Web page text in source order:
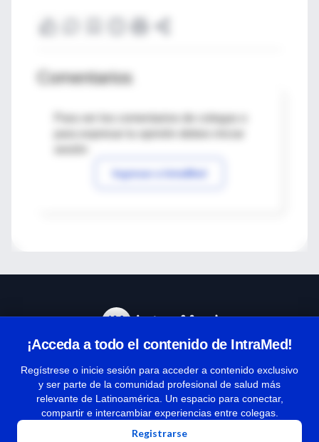
Comentarios
Para ver los comentarios de colegas o
Ingresar a IntraMed
¡Acceda a todo el contenido de IntraMed!
Regístrese o inicie sesión para acceder a contenido exclusivo
y ser parte de la comunidad profesional de salud más
relevante de Latinoamérica. Un espacio para conectar,
compartir e intercambiar experiencias entre colegas.
Registrarse
Términos y condiciones
| Políticas de privacidad
| Todos los derechos reservados | Copyright 1997-2026